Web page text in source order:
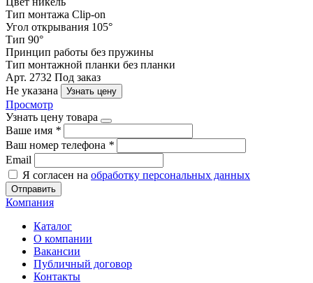
Тип монтажа Clip-on
Угол открывания 105°
Тип 90°
Принцип работы без пружины
Тип монтажной планки без планки
Арт. 2732 Под заказ
Не указана
Узнать цену
Просмотр
Узнать цену товара
Ваше имя *
Ваш номер телефона *
Email
Я согласен на обработку персональных данных
Отправить
Компания
Каталог
О компании
Вакансии
Публичный договор
Контакты